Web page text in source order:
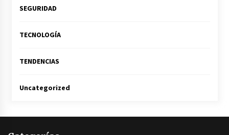
SEGURIDAD
TECNOLOGÍA
TENDENCIAS
Uncategorized